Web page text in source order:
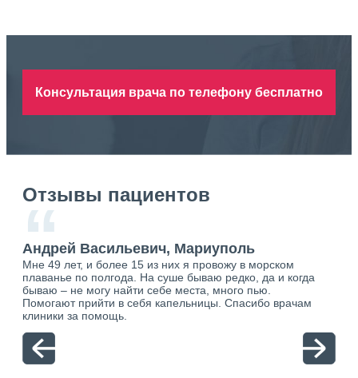
Консультация врача по телефону бесплатно
Отзывы пациентов
“
Андрей Васильевич, Мариуполь
Мне 49 лет, и более 15 из них я провожу в морском
плаванье по полгода. На суше бываю редко, да и когда
бываю – не могу найти себе места, много пью.
Помогают прийти в себя капельницы. Спасибо врачам
клиники за помощь.